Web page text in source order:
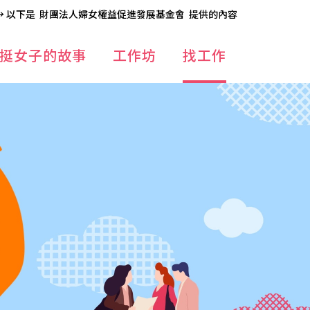
以下是 財團法人婦女權益促進發展基金會 提供的內容
挺女子的故事 工作坊 找工作